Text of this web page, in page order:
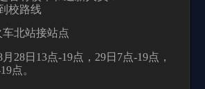
校路线
北站接站点
28日13点-19点，29日7点-19点，
点。